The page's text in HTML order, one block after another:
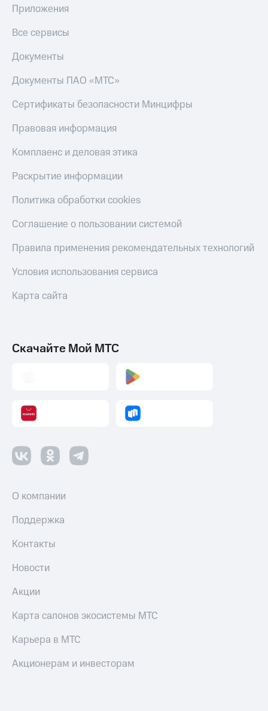
Приложения
Все сервисы
Документы
Документы ПАО «МТС»
Сертификаты безопасности Минцифры
Правовая информация
Комплаенс и деловая этика
Раскрытие информации
Политика обработки cookies
Соглашение о пользовании системой
Правила применения рекомендательных технологий
Условия использования сервиса
Карта сайта
Скачайте Мой МТС
О компании
Поддержка
Контакты
Новости
Акции
Карта салонов экосистемы МТС
Карьера в МТС
Акционерам и инвесторам